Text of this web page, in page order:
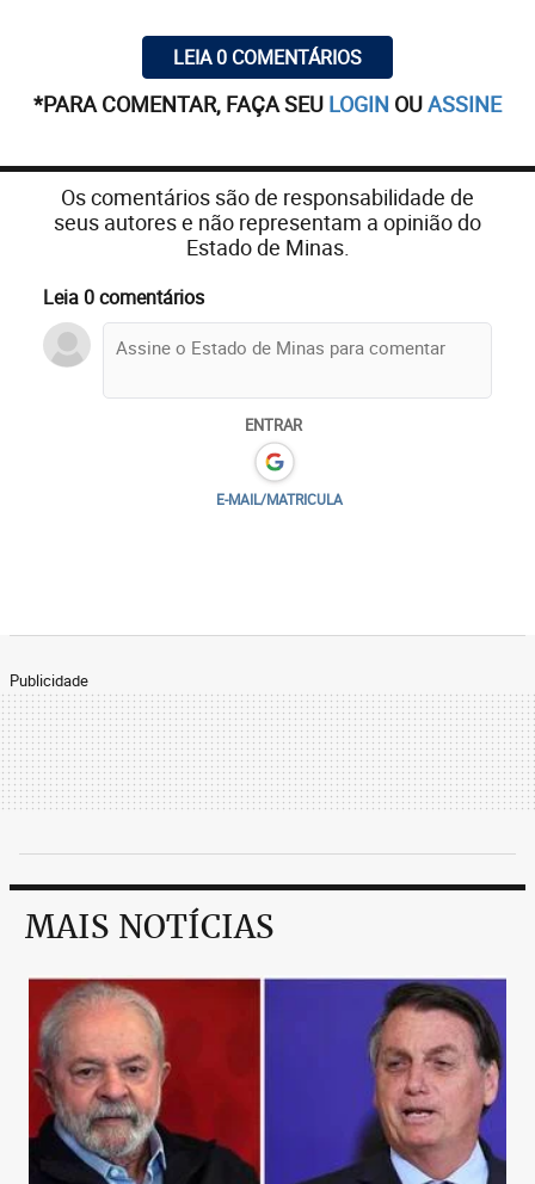
LEIA 0 COMENTÁRIOS
*PARA COMENTAR, FAÇA SEU LOGIN OUASSINE
Os comentários são de responsabilidade de
seus autores e não representam a opinião do
Estado de Minas.
Leia 0 comentários
ENTRAR
E-MAIL/MATRICULA
Publicidade
MAIS NOTÍCIAS